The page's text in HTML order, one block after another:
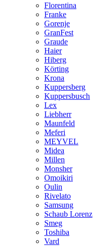
Florentina
Franke
Gorenje
GranFest
Graude
Haier
Hiberg
Körting
Krona
Kuppersberg
Kuppersbusch
Lex
Liebherr
Maunfeld
Meferi
MEYVEL
Midea
Millen
Monsher
Omoikiri
Oulin
Rivelato
Samsung
Schaub Lorenz
Smeg
Toshiba
Vard